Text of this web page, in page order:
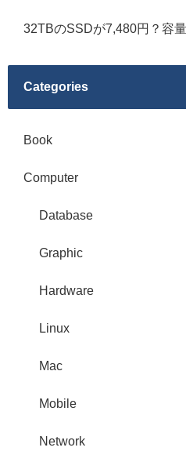
32TBのSSDが7,480円？容
Categories
Book
Computer
Database
Graphic
Hardware
Linux
Mac
Mobile
Network